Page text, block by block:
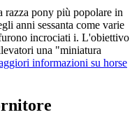
razza pony più popolare in
anni sessanta come varie
incrociati i. L'obiettivo
una "miniatura
informazioni su horse